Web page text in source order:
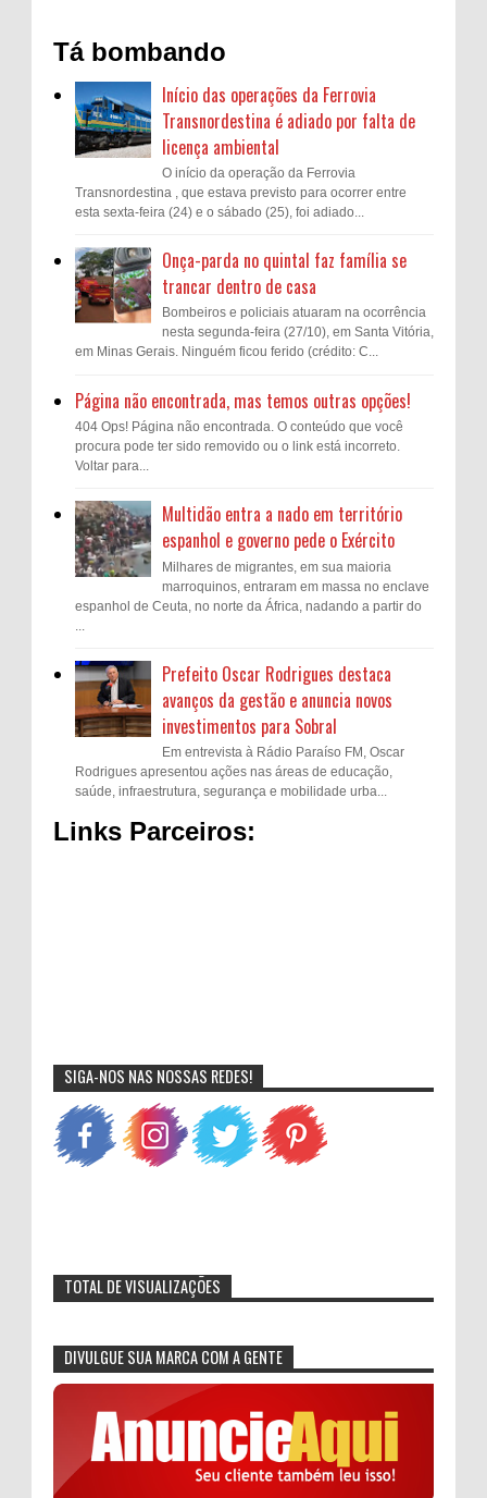
Tá bombando
Início das operações da Ferrovia
Transnordestina é adiado por falta de
licença ambiental
O início da operação da Ferrovia
Transnordestina , que estava previsto para ocorrer entre
esta sexta-feira (24) e o sábado (25), foi adiado...
Onça-parda no quintal faz família se
trancar dentro de casa
Bombeiros e policiais atuaram na ocorrência
nesta segunda-feira (27/10), em Santa Vitória,
em Minas Gerais. Ninguém ficou ferido (crédito: C...
Página não encontrada, mas temos outras opções!
404 Ops! Página não encontrada. O conteúdo que você
procura pode ter sido removido ou o link está incorreto.
Voltar para...
Multidão entra a nado em território
espanhol e governo pede o Exército
Milhares de migrantes, em sua maioria
marroquinos, entraram em massa no enclave
espanhol de Ceuta, no norte da África, nadando a partir do
Prefeito Oscar Rodrigues destaca
avanços da gestão e anuncia novos
investimentos para Sobral
Em entrevista à Rádio Paraíso FM, Oscar
Rodrigues apresentou ações nas áreas de educação,
saúde, infraestrutura, segurança e mobilidade urba...
Links Parceiros:
SIGA-NOS NAS NOSSAS REDES!
TOTAL DE VISUALIZAÇÕES
DIVULGUE SUA MARCA COM A GENTE